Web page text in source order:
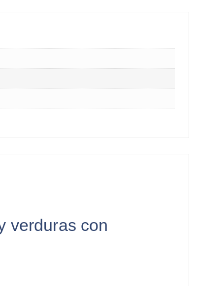
verduras con